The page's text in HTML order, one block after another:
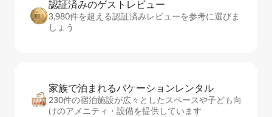
認証済みのゲ⁠ス⁠ト⁠レ⁠ビ⁠ュ⁠ー
3,980件を超える認証済みレビューを参考に選びま
しょう
家族で泊まれるバ⁠ケ⁠ー⁠シ⁠ョ⁠ンレ⁠ン⁠タ⁠ル
230件の宿泊施設が広々としたスペースや子ども向
けのアメニティ・設備を提供しています